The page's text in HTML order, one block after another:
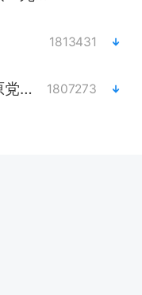
1813431
视频丨中国东方电气集团原党组副书记、董事宋致远被查 1807273